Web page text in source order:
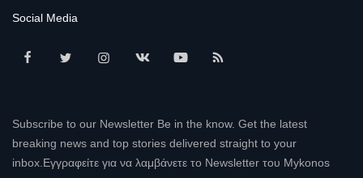
Social Media
Subscribe to our Newsletter Be in the know. Get the latest
breaking news and top stories delivered straight to your
inbox.Εγγραφείτε για να λαμβάνετε το Newsletter του Mykonos